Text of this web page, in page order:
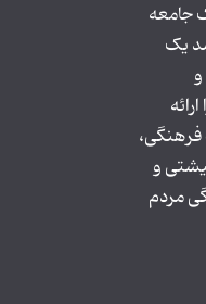
جامعه
یک
و
مردم